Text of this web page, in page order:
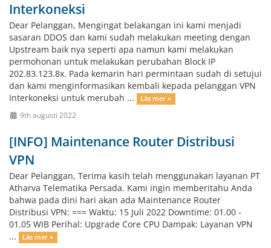
Interkoneksi
Dear Pelanggan, Mengingat belakangan ini kami menjadi
sasaran DDOS dan kami sudah melakukan meeting dengan
Upstream baik nya seperti apa namun kami melakukan
permohonan untuk melakukan perubahan Block IP
202.83.123.8x. Pada kemarin hari permintaan sudah di setujui
dan kami menginformasikan kembali kepada pelanggan VPN
Interkoneksi untuk merubah ...
Läs mer »
9th augusti 2022
[INFO] Maintenance Router Distribusi
VPN
Dear Pelanggan, Terima kasih telah menggunakan layanan PT
Atharva Telematika Persada. Kami ingin memberitahu Anda
bahwa pada dini hari akan ada Maintenance Router
Distribusi VPN: === Waktu: 15 Juli 2022 Downtime: 01.00 -
01.05 WIB Perihal: Upgrade Core CPU Dampak: Layanan VPN
...
Läs mer »